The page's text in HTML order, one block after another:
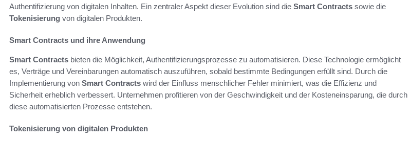
Authentifizierung von digitalen Inhalten. Ein zentraler Aspekt dieser Evolution sind die Smart Contracts sowie die
Tokenisierung von digitalen Produkten.
Smart Contracts und ihre Anwendung
Smart Contracts bieten die Möglichkeit, Authentifizierungsprozesse zu automatisieren. Diese Technologie ermöglicht
es, Verträge und Vereinbarungen automatisch auszuführen, sobald bestimmte Bedingungen erfüllt sind. Durch die
Implementierung von Smart Contracts wird der Einfluss menschlicher Fehler minimiert, was die Effizienz und
Sicherheit erheblich verbessert. Unternehmen profitieren von der Geschwindigkeit und der Kosteneinsparung, die durch
diese automatisierten Prozesse entstehen.
Tokenisierung von digitalen Produkten